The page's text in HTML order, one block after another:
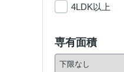
4LDK以上
専有面積